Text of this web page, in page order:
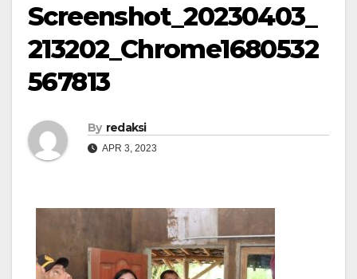
Screenshot_20230403_
213202_Chrome1680532
567813
By redaksi
APR 3, 2023